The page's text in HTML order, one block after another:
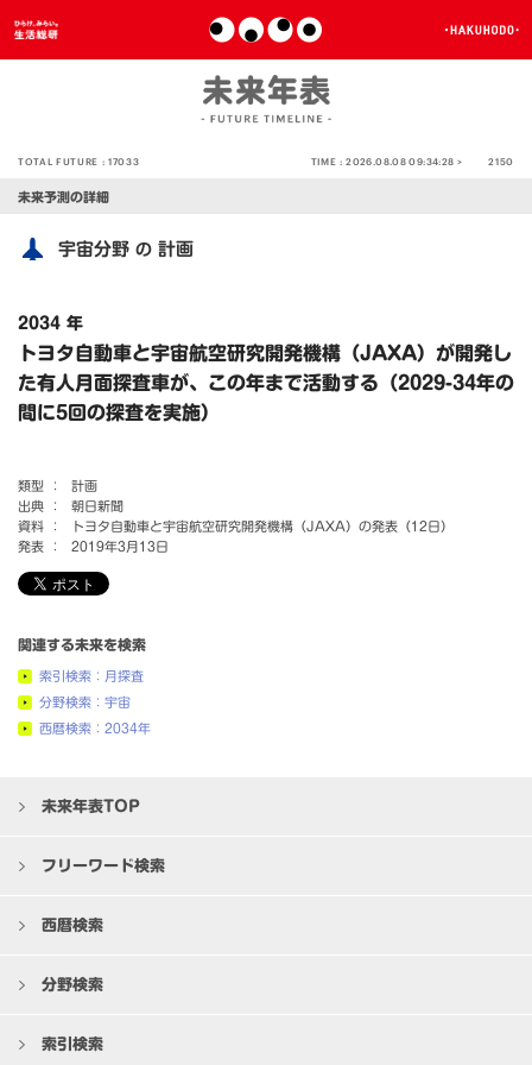
TOTAL FUTURE :17033 TIME :2026.08.08 09:34:28 > 2150
未来予測の詳細
宇宙分野 の 計画
2034 年
トヨタ自動車と宇宙航空研究開発機構（JAXA）が開発し
た有人月面探査車が、この年まで活動する（2029-34年の
間に5回の探査を実施）
類型 ：
計画
出典 ：
朝日新聞
資料 ：
トヨタ自動車と宇宙航空研究開発機構（JAXA）の発表（12日）
発表 ：
2019年3月13日
関連する未来を検索
索引検索：月探査
分野検索：宇宙
西暦検索：2034年
未来年表TOP
フリーワード検索
西暦検索
分野検索
索引検索